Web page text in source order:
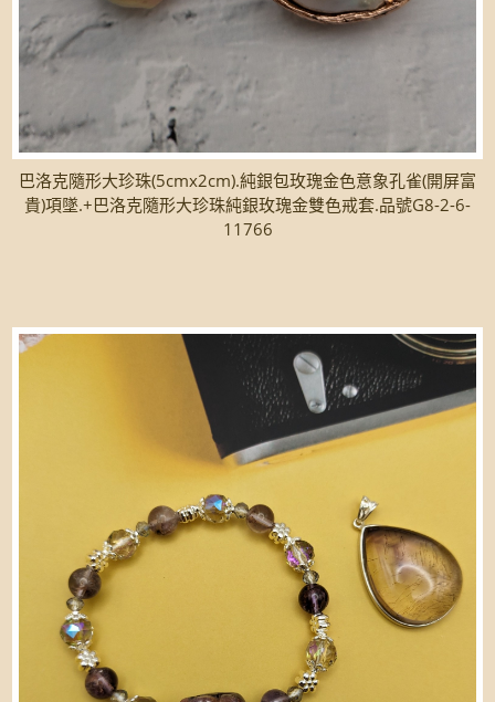
巴洛克隨形大珍珠(5cmx2cm).純銀包玫瑰金色意象孔雀(開屏富
貴)項墜.+巴洛克隨形大珍珠純銀玫瑰金雙色戒套.品號G8-2-6-
11766